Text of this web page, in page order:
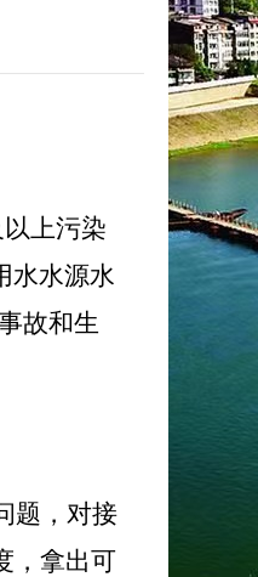
上污染
水水源水
故和生
题，对接
，拿出可